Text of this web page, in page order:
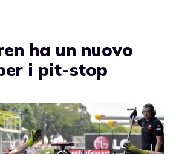
ha un nuovo
i pit-stop